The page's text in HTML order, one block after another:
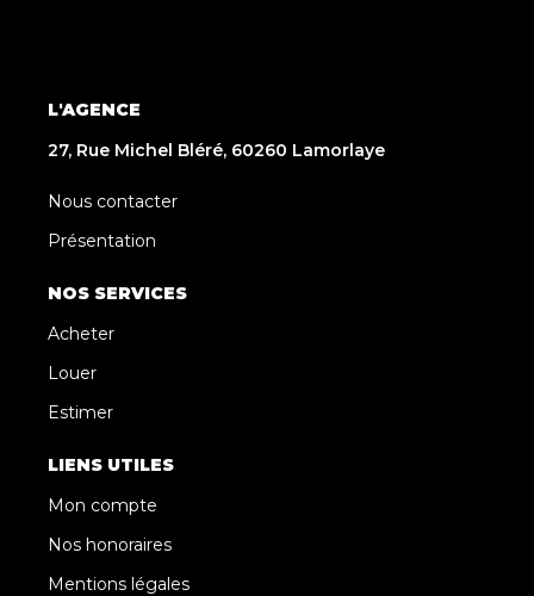
L'AGENCE
27, Rue Michel Bléré, 60260 Lamorlaye
Nous contacter
Présentation
NOS SERVICES
Acheter
Louer
Estimer
LIENS UTILES
Mon compte
Nos honoraires
Mentions légales